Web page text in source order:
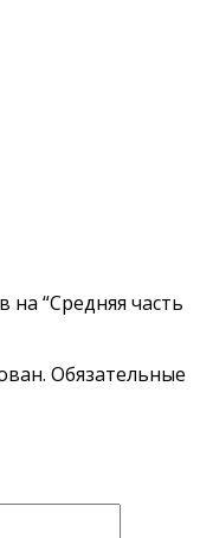
“Средняя часть
Обязательные